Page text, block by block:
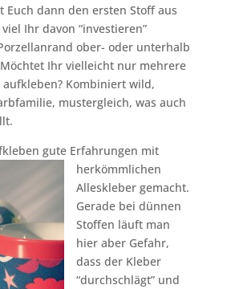
Euch dann den ersten Stoff aus
Ihr davon “investieren”
ober- oder unterhalb
Ihr vielleicht nur mehrere
aufkleben? Kombiniert wild,
mustergleich, was auch
gute Erfahrungen mit
herkömmlichen
Alleskleber gemacht.
Gerade bei dünnen
Stoffen läuft man
hier aber Gefahr,
dass der Kleber
“durchschlägt” und